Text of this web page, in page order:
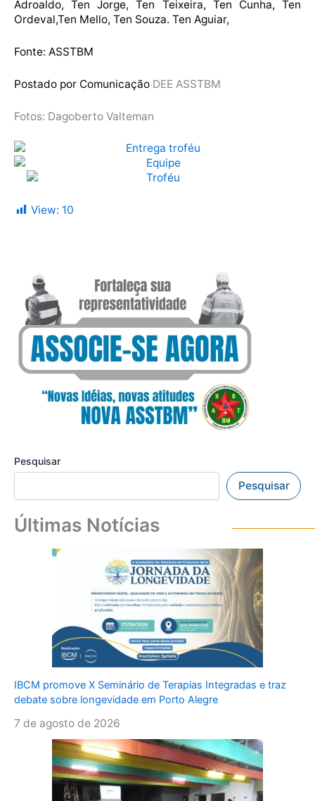
Adroaldo, Ten Jorge, Ten Teixeira, Ten Cunha, Ten
Ordeval,Ten Mello, Ten Souza. Ten Aguiar,
Fonte: ASSTBM
Postado por Comunicação DEE ASSTBM
Fotos: Dagoberto Valteman
View: 10
Pesquisar
Pesquisar
Últimas Notícias
IBCM promove X Seminário de Terapias Integradas e traz
debate sobre longevidade em Porto Alegre
7 de agosto de 2026